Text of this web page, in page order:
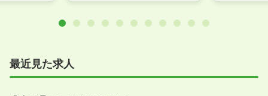
最近見た求人